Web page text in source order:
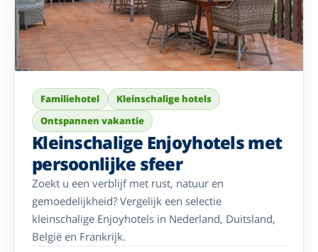
Familiehotel
Kleinschalige hotels
Ontspannen vakantie
Kleinschalige Enjoyhotels met
persoonlijke sfeer
Zoekt u een verblijf met rust, natuur en
gemoedelijkheid? Vergelijk een selectie
kleinschalige Enjoyhotels in Nederland, Duitsland,
België en Frankrijk.